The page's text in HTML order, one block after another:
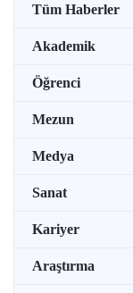
Tüm Haberler
Akademik
Öğrenci
Mezun
Medya
Sanat
Kariyer
Araştırma